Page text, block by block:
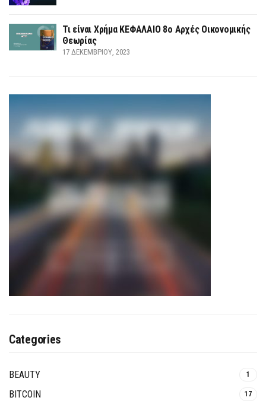
Τι είναι Χρήμα ΚΕΦΑΛΑΙΟ 8ο Αρχές Οικονομικής
Θεωρίας
17 ΔΕΚΕΜΒΡΊΟΥ, 2023
Categories
BEAUTY 1
BITCOIN 17